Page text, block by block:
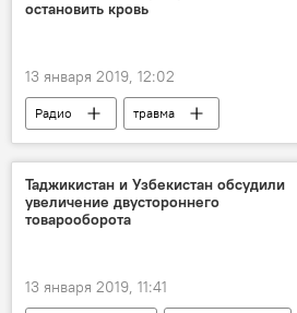
остановить кровь
13 января 2019, 12:02
Радио травма
Таджикистан и Узбекистан обсудили
увеличение двустороннего
товарооборота
13 января 2019, 11:41